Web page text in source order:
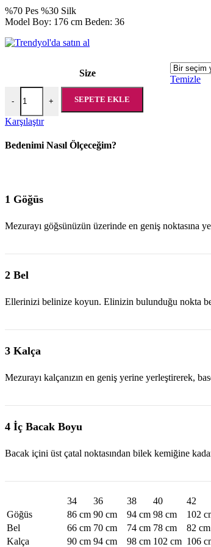
%70 Pes %30 Silk
Model Boy: 176 cm Beden: 36
Size
Temizle
-
Allsences Sandra Leopard Dress adet
+ SEPETE EKLE
Karşılaştır
Bedenimi Nasıl Ölçeceğim?
1 Göğüs
Mezurayı göğsünüzün üzerinde en geniş noktasına
2 Bel
Ellerinizi belinize koyun. Elinizin bulunduğu nokta
3 Kalça
Mezurayı kalçanızın en geniş yerine yerleştirerek,
4 İç Bacak Boyu
Bacak içini üst çatal noktasından bilek kemiğine
34 36 38 40
42
Göğüs
86 cm 90 cm 94 cm 98 cm
102
Bel
66 cm 70 cm 74 cm 78 cm
82 cm
Kalça
90 cm 94 cm 98 cm 102 cm 106